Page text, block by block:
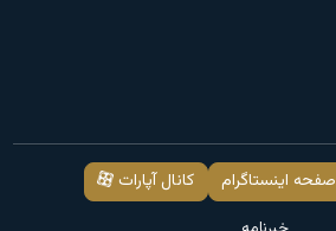
صفحه اینستاگرام کانال آپارات